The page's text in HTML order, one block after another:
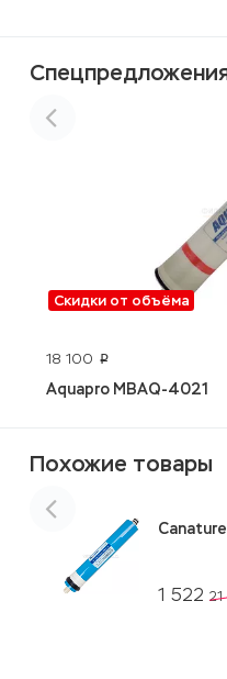
Скидки от объёма
18 100 p
Aquapro MBAQ-4021
Похожие товары
1 522 21